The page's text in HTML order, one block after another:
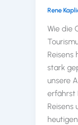
Rene
Wie die
Reisens
stark
unsere
erfährst
Reisens